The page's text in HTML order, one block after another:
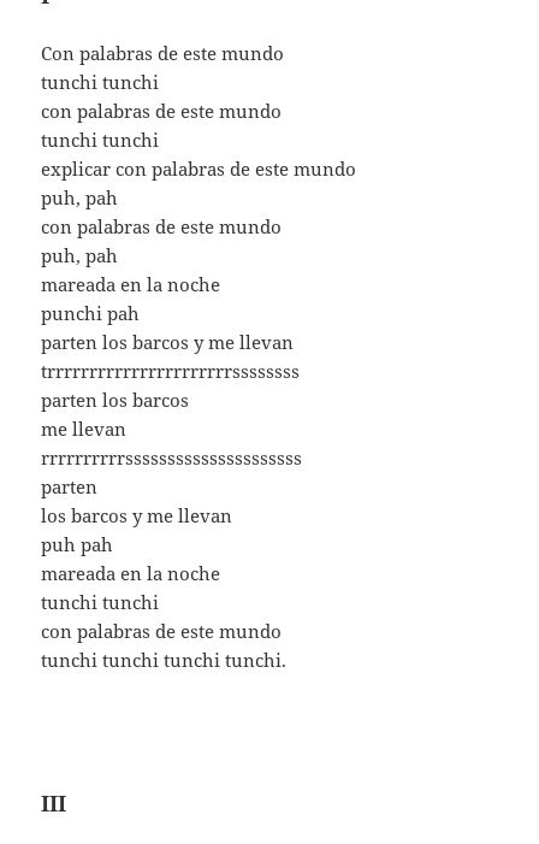
Con palabras de este mundo
tunchi tunchi
con palabras de este mundo
tunchi tunchi
explicar con palabras de este mundo
puh, pah
con palabras de este mundo
puh, pah
mareada en la noche
punchi pah
parten los barcos y me llevan
trrrrrrrrrrrrrrrrrrrrrrssssssss
parten los barcos
me llevan
rrrrrrrrrrsssssssssssssssssssss
parten
los barcos y me llevan
puh pah
mareada en la noche
tunchi tunchi
con palabras de este mundo
tunchi tunchi tunchi tunchi.
III